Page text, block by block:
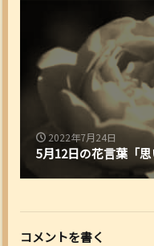
2022年7月24日
5月12日の花言葉「
コメントを書く